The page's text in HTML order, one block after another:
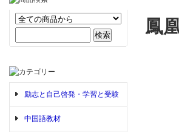
励志と自己啓発・学習と受験
中国語教材
鳳